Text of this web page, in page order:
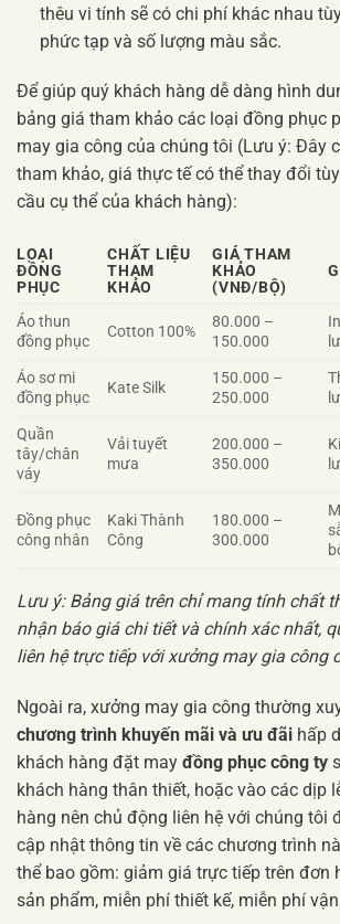
thêu vi tính sẽ có chi phí khác nhau
phức tạp và số lượng màu sắc.
Để giúp quý khách hàng dễ dàng hình
bảng giá tham khảo các loại đồng phục
may gia công của chúng tôi (Lưu ý: Đây
tham khảo, giá thực tế có thể thay đổi
cầu cụ thể của khách hàng):
LOẠI
ĐỒNG
PHỤC
CHẤT LIỆU
THAM
KHẢO
GIÁ THAM
KHẢO
(VNĐ/BỘ)
Áo thun
đồng phục
Cotton 100%
80.000 –
150.000
Áo sơ mi
đồng phục
Kate Silk
150.000 –
250.000
Quần
tây/chân
váy
Vải tuyết
mưa
200.000 –
350.000
Đồng phục
công nhân
Kaki Thành
Công
180.000 –
300.000
Lưu ý: Bảng giá trên chỉ mang tính chất
nhận báo giá chi tiết và chính xác nhất,
liên hệ trực tiếp với xưởng may gia công
Ngoài ra, xưởng may gia công thường
chương trình khuyến mãi và ưu đãi hấp
khách hàng đặt may đồng phục công ty
khách hàng thân thiết, hoặc vào các dịp
hàng nên chủ động liên hệ với chúng tôi
cập nhật thông tin về các chương trình
thể bao gồm: giảm giá trực tiếp trên đơn
sản phẩm, miễn phí thiết kế, miễn phí